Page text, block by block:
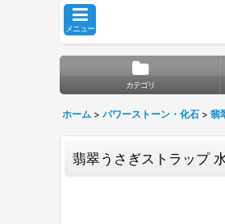
メニュー
カテゴリ
ホーム > パワーストーン・化石 > 翡
翡翠うさぎストラップ